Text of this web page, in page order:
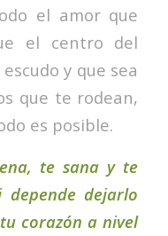
el amor que
el centro del
y que sea
que te rodean,
es posible.
te sana y te
depende dejarlo
corazón a nivel